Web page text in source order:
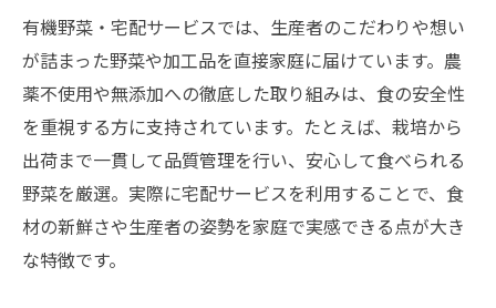
有機野菜・宅配サービスでは、生産者のこだわりや想い
が詰まった野菜や加工品を直接家庭に届けています。農
薬不使用や無添加への徹底した取り組みは、食の安全性
を重視する方に支持されています。たとえば、栽培から
出荷まで一貫して品質管理を行い、安心して食べられる
野菜を厳選。実際に宅配サービスを利用することで、食
材の新鮮さや生産者の姿勢を家庭で実感できる点が大き
な特徴です。